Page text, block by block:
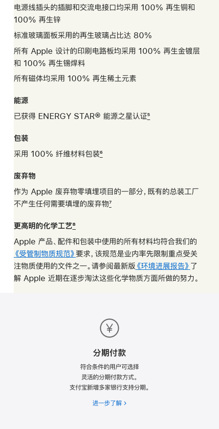
电源线插头的插脚和交流电接口均采用 100% 再生铜和
100% 再生锌
标准玻璃面板采用的再生玻璃占比达 80%
所有 Apple 设计的印刷电路板均采用 100% 再生金镀层
和 100% 再生锡焊料
所有磁体均采用 100% 再生稀土元素
能源
已获得 ENERGY STAR® 能源之星认证5
包装
采用 100% 纤维材料包装6
废弃物
作为 Apple 废弃物零填埋项目的一部分，既有的总装工厂
不产生任何需要填埋的废弃物7
更高明的化学工艺8
Apple 产品、配件和包装中使用的所有材料均符合我们的
《受管制物质规范》(PDF)
在
新
要求，该规范是业内率先限制重点受关
注物质使用的文件之一。请参阅最新版 《环境进展报告》 (PDF)
在
了
解 Apple 近期在逐步淘汰这些化学物质方面所做的努力。
分期付款
符合条件的用户可选择
灵活的分期付款方式。
支付宝新增多家银行支持分期。
进一步了解